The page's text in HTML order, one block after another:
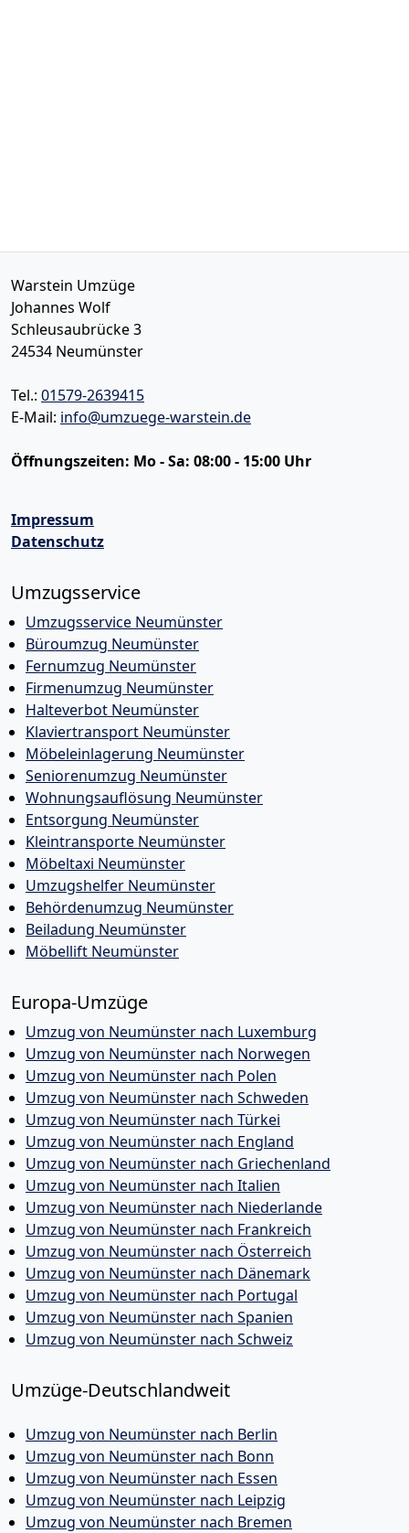
Warstein Umzüge
Johannes Wolf
Schleusaubrücke 3
24534 Neumünster
Tel.: 01579-2639415
E-Mail: info@umzuege-warstein.de
Öffnungszeiten: Mo - Sa: 08:00 - 15:00 Uhr
Impressum
Datenschutz
Umzugsservice
Umzugsservice Neumünster
Büroumzug Neumünster
Fernumzug Neumünster
Firmenumzug Neumünster
Halteverbot Neumünster
Klaviertransport Neumünster
Möbeleinlagerung Neumünster
Seniorenumzug Neumünster
Wohnungsauflösung Neumünster
Entsorgung Neumünster
Kleintransporte Neumünster
Möbeltaxi Neumünster
Umzugshelfer Neumünster
Behördenumzug Neumünster
Beiladung Neumünster
Möbellift Neumünster
Europa-Umzüge
Umzug von Neumünster nach Luxemburg
Umzug von Neumünster nach Norwegen
Umzug von Neumünster nach Polen
Umzug von Neumünster nach Schweden
Umzug von Neumünster nach Türkei
Umzug von Neumünster nach England
Umzug von Neumünster nach Griechenland
Umzug von Neumünster nach Italien
Umzug von Neumünster nach Niederlande
Umzug von Neumünster nach Frankreich
Umzug von Neumünster nach Österreich
Umzug von Neumünster nach Dänemark
Umzug von Neumünster nach Portugal
Umzug von Neumünster nach Spanien
Umzug von Neumünster nach Schweiz
Umzüge-Deutschlandweit
Umzug von Neumünster nach Berlin
Umzug von Neumünster nach Bonn
Umzug von Neumünster nach Essen
Umzug von Neumünster nach Leipzig
Umzug von Neumünster nach Bremen